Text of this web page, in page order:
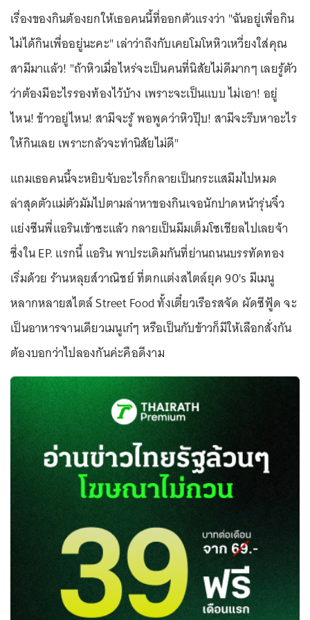
เรื่องของกินต้องยกให้เธอคนนี้ที่ออกตัวแรงว่า "ฉันอยู่เพื่อกิน
ไม่ได้กินเพื่ออยู่นะคะ" เล่าว่าถึงกับเคยโมโหหิวเหวี่ยงใส่คุณ
สามีมาแล้ว! "ถ้าหิวเมื่อไหร่จะเป็นคนที่นิสัยไม่ดีมากๆ เลยรู้ตัว
ว่าต้องมีอะไรรองท้องไว้บ้าง เพราะจะเป็นแบบ ไม่เอา! อยู่
ไหน! ข้าวอยู่ไหน! สามีจะรู้ พอพูดว่าหิวปุ๊บ! สามีจะรีบหาอะไร
ให้กินเลย เพราะกลัวจะทำนิสัยไม่ดี"
แถมเธอคนนี้จะหยิบจับอะไรก็กลายเป็นกระแสมีมไปหมด
ล่าสุดตัวแม่ตัวมัมไปตามล่าหาของกินเจอนักปาดหน้ารุ่นจิ๋ว
แย่งซีนพี่แอรินเข้าซะแล้ว กลายเป็นมีมเต็มโซเชียลไปเลยจ้า
ซึ่งใน EP. แรกนี้ แอริน พาประเดิมกันที่ย่านถนนบรรทัดทอง
เริ่มด้วย ร้านหลุยส์วาณิชย์ ที่ตกแต่งสไตล์ยุค 90's มีเมนู
หลากหลายสไตล์ Street Food ทั้งเตี๋ยวเรือรสจัด ผัดซีฟู้ด จะ
เป็นอาหารจานเดียวเมนูเก๋ๆ หรือเป็นกับข้าวก็มีให้เลือกสั่งกัน
ต้องบอกว่าไปลองกันค่ะคือดีงาม